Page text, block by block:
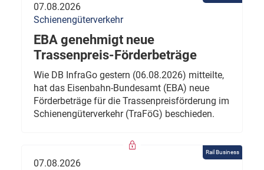
07.08.2026
Schienengüterverkehr
EBA genehmigt neue
Trassenpreis-Förderbeträge
Wie DB InfraGo gestern (06.08.2026) mitteilte,
hat das Eisenbahn-Bundesamt (EBA) neue
Förderbeträge für die Trassenpreisförderung im
Schienengüterverkehr (TraFöG) beschieden.
Rail Business
07.08.2026